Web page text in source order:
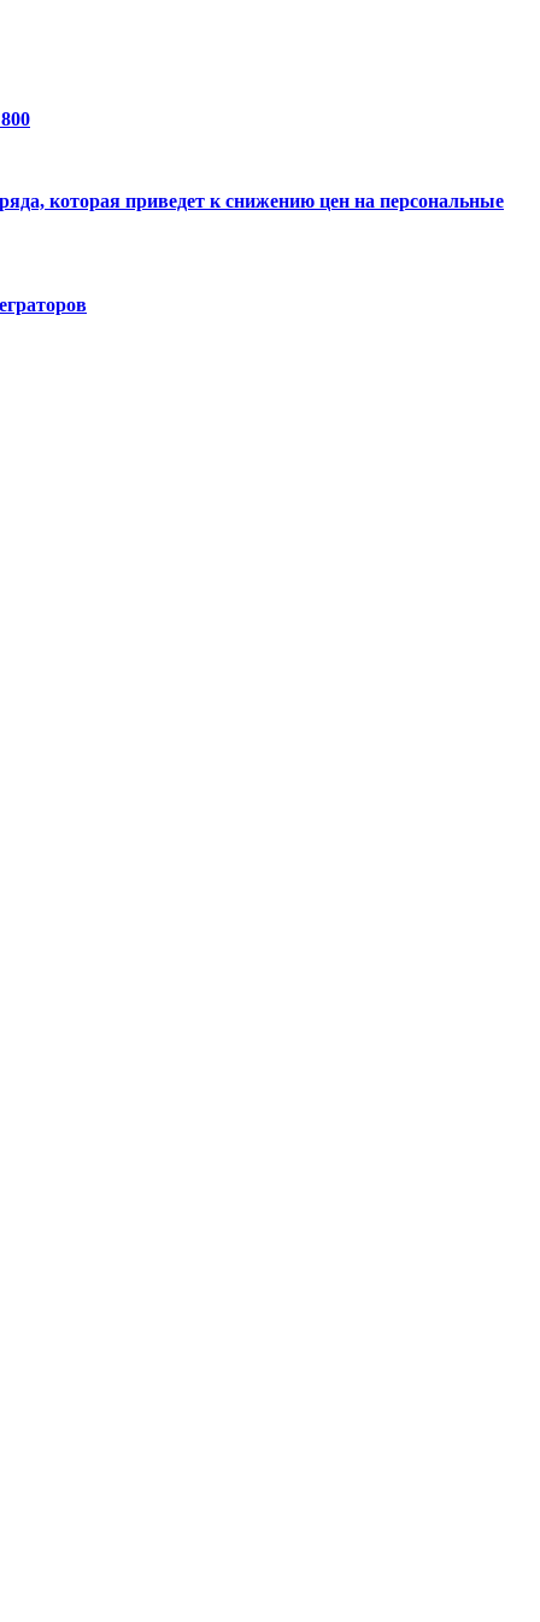
которая приведет к снижению цен на персональные